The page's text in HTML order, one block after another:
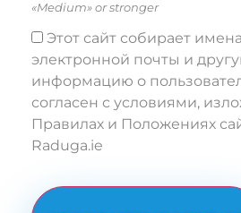
«Medium» or stronger
Этот сайт собирает
электронной почты и
информацию о
согласен с условиями,
Правилах и Положениях
Raduga.ie
No val